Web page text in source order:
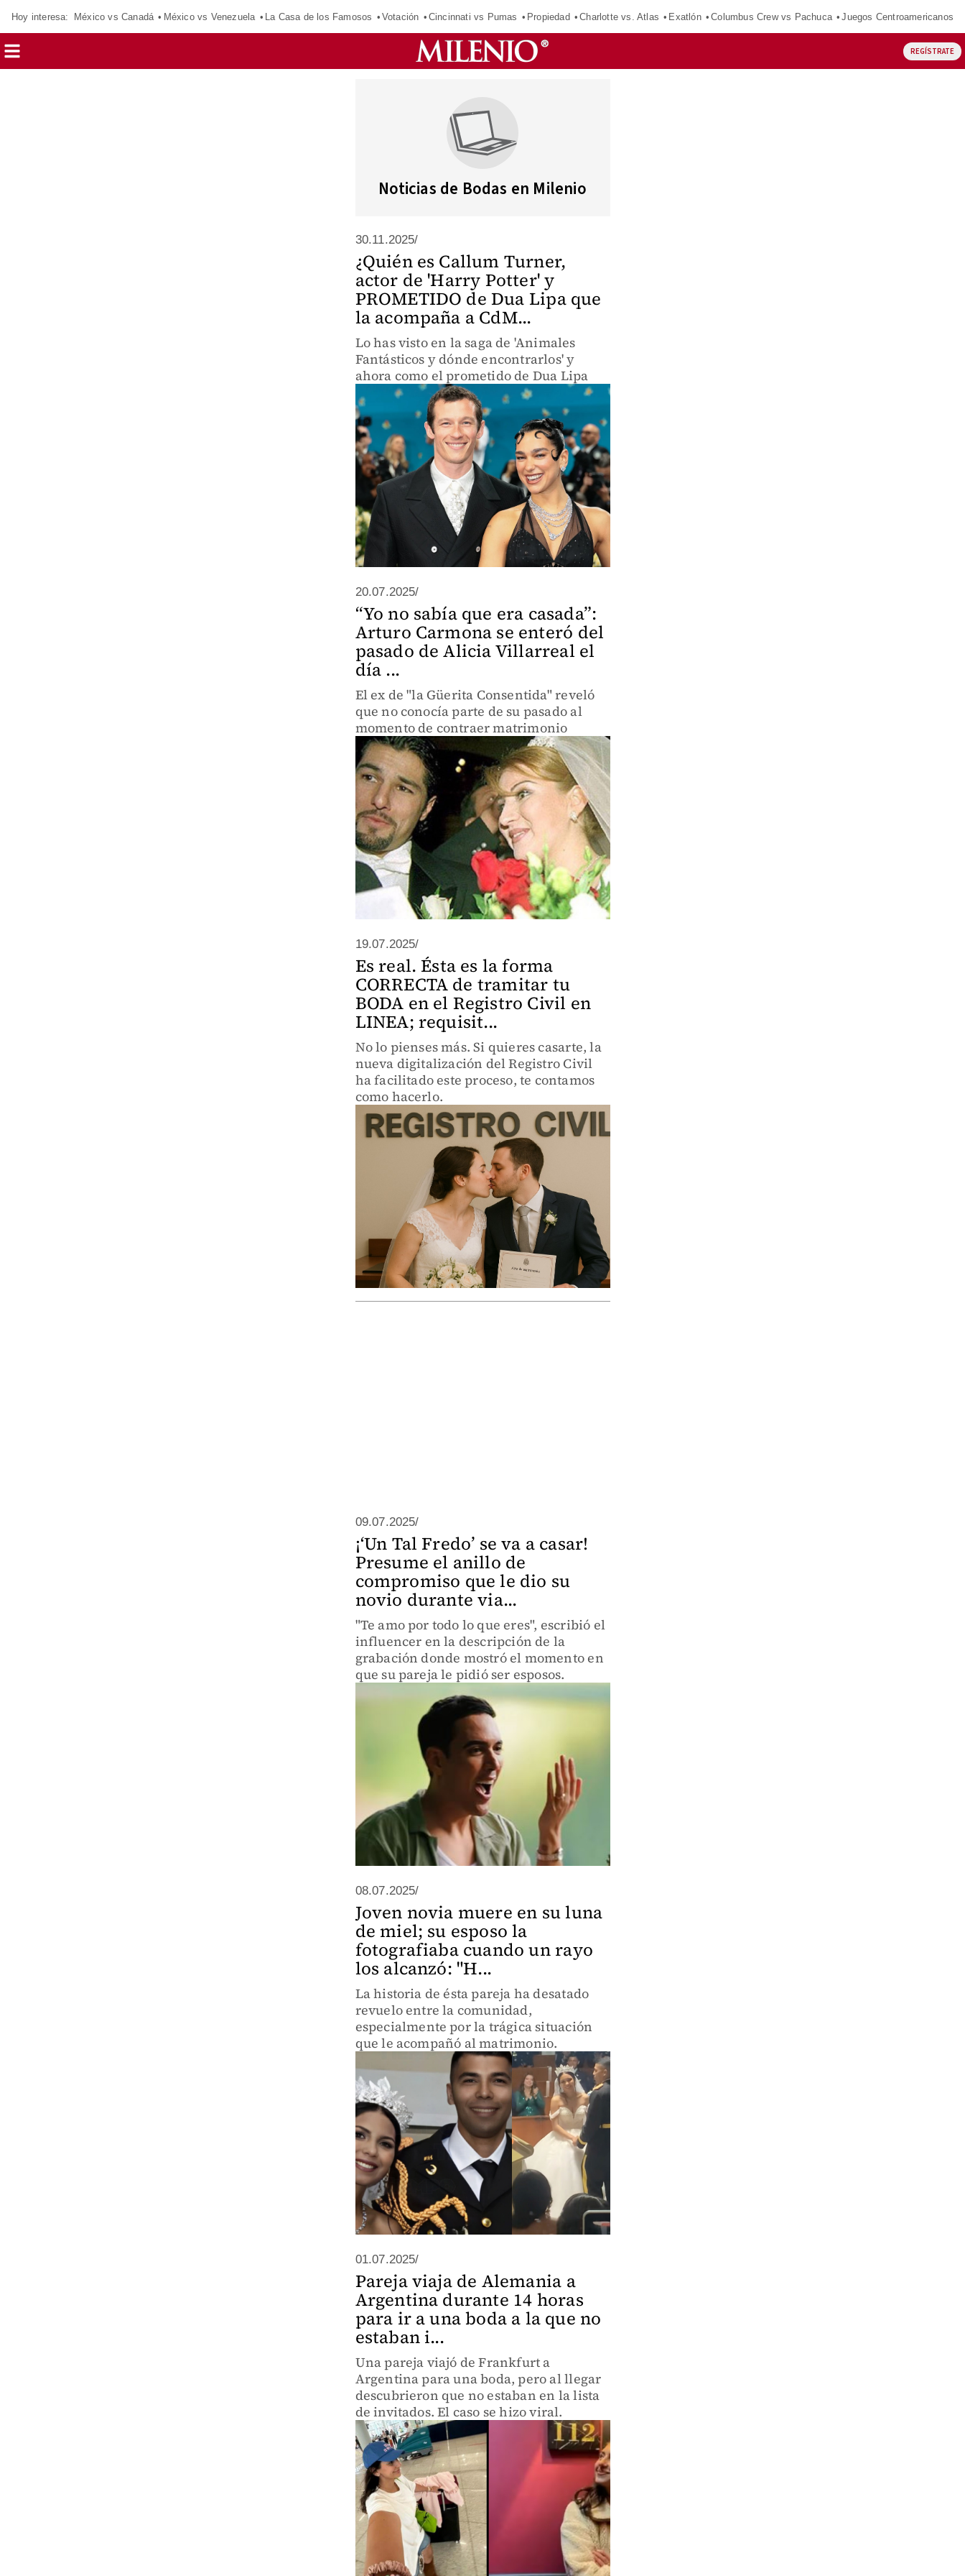
Hoy interesa: México vs Canadá México vs Venezuela La Casa de los Famosos Votación Cincinnati vs Pumas Propiedad Charlotte vs. Atlas Exatlón Columbus Crew vs Pachuca Juegos Centroamericanos
REGÍSTRATE
Noticias de Bodas en Milenio
30.11.2025/
¿Quién es Callum Turner,
actor de 'Harry Potter' y
PROMETIDO de Dua Lipa que
la acompaña a CdM...
Lo has visto en la saga de 'Animales
Fantásticos y dónde encontrarlos' y
ahora como el prometido de Dua Lipa
20.07.2025/
“Yo no sabía que era casada”:
Arturo Carmona se enteró del
pasado de Alicia Villarreal el
día ...
El ex de "la Güerita Consentida" reveló
que no conocía parte de su pasado al
momento de contraer matrimonio
19.07.2025/
Es real. Ésta es la forma
CORRECTA de tramitar tu
BODA en el Registro Civil en
LINEA; requisit...
No lo pienses más. Si quieres casarte, la
nueva digitalización del Registro Civil
ha facilitado este proceso, te contamos
como hacerlo.
09.07.2025/
¡‘Un Tal Fredo’ se va a casar!
Presume el anillo de
compromiso que le dio su
novio durante via...
"Te amo por todo lo que eres", escribió el
influencer en la descripción de la
grabación donde mostró el momento en
que su pareja le pidió ser esposos.
08.07.2025/
Joven novia muere en su luna
de miel; su esposo la
fotografiaba cuando un rayo
los alcanzó: "H...
La historia de ésta pareja ha desatado
revuelo entre la comunidad,
especialmente por la trágica situación
que le acompañó al matrimonio.
01.07.2025/
Pareja viaja de Alemania a
Argentina durante 14 horas
para ir a una boda a la que no
estaban i...
Una pareja viajó de Frankfurt a
Argentina para una boda, pero al llegar
descubrieron que no estaban en la lista
de invitados. El caso se hizo viral.